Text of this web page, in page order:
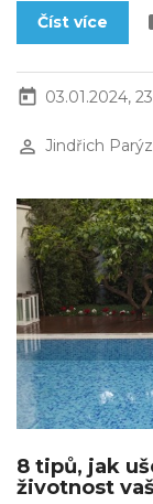
Číst více
today 03.01.2024,
perm_identity Jindřich
8 tipů, jak
životnost